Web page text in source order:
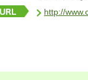
http://